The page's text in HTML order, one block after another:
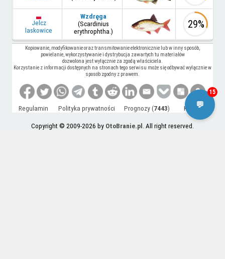
Jelcz
laskowice
Wzdręga
(Scardinius
erythrophtha.)
29%
Kopiowanie, modyfikowanie oraz transmitowanie elektronicznie lub w inny sposób,
powielanie, wykorzystywanie i dystrybucja zawartych tu materiałów
dozwolona jest wyłącznie za zgodą właściciela.
Korzystanie z informacji dostępnych na stronach tego serwisu może się odbywać wyłącznie w
sposób zgodny z prawem.
Regulamin Polityka prywatności Prognozy (7443) Kontakt
Copyright © 2009-2026 by OtoBranie.pl . All right reserved.
💬
15